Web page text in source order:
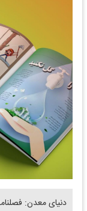
دنیای معدن: